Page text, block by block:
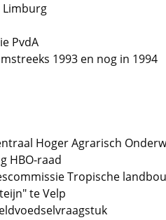
Limburg
PvdA
1993 en nog in 1994
Hoger Agrarisch
HBO-raad
Tropische
te Velp